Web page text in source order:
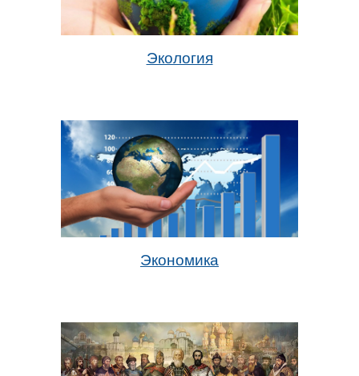
Экология
Экономика